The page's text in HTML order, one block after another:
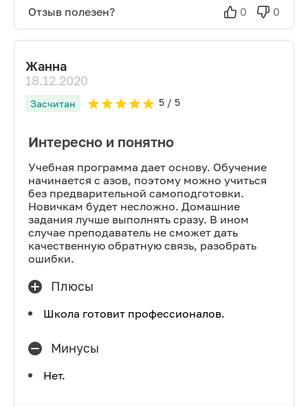
Отзыв полезен? 0 0
Жанна
18.12.2020
Засчитан 5/ 5
Интересно и понятно
Учебная программа дает основу. Обучение
начинается с азов, поэтому можно учиться
без предварительной самоподготовки.
Новичкам будет несложно. Домашние
задания лучше выполнять сразу. В ином
случае преподаватель не сможет дать
качественную обратную связь, разобрать
ошибки.
Плюсы
Школа готовит профессионалов.
Минусы
Нет.